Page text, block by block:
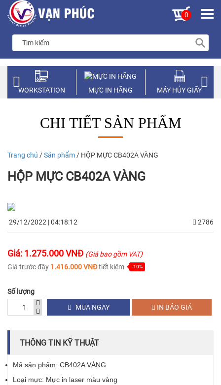
0
WORKSTATION MỰC IN HÃNG MÁY HỦY GIẤY
CHI TIẾT SẢN PHẨM
Trang chủ /Sản phẩm / HỘP MỰC CB402A VÀNG
HỘP MỰC CB402A VÀNG
29/12/2022 | 04:18:12 2786
Giá: 1.275.000 VNĐ (Giá bao gồm VAT)
Giá trước đây 1.416.000 VNĐtiết kiệm -10%
Số lượng
MUA NGAY
IN BÁO GIÁ
THÔNG TIN KỸ THUẬT
Mã sản phẩm: CB402A VÀNG
Loại mực: Mực in laser màu vàng